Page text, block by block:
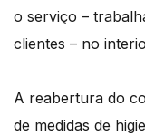
o serviço –
clientes – no
A reabertura do
de medidas de